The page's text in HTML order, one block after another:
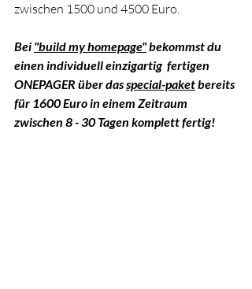
zwischen 1500 und 4500 Euro.
Bei "build my homepage" bekommst du
einen individuell einzigartig  fertigen
ONEPAGER über das special-paket bereits
für 1600 Euro in einem Zeitraum
zwischen 8 - 30 Tagen komplett fertig!